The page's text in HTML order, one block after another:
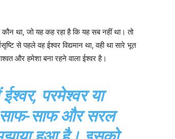
था, जो यह कह रहा है कि यह सब नहीं था। तो
से पहले वह ईश्वर विद्यमान था, वही था सारे भूत
और हमेशा बना रहने वाला ईश्वर है।
परमेश्वर या
साफ-साफ और सरल